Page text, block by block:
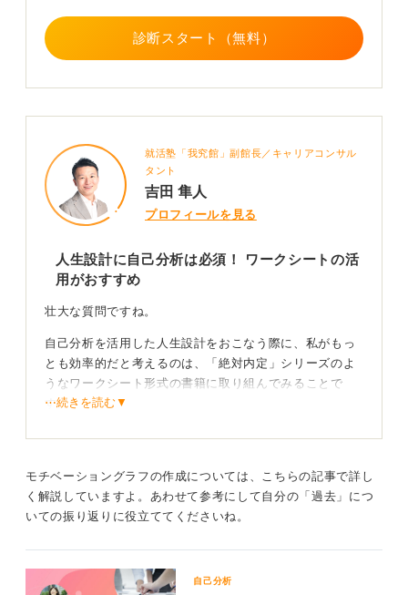
長は望めません。
これら過去・現在・未来の整理ができたら、理想の「未
考え、具体的な行動に移していくのです。
このプロセスによって、着実に前に進んでいる実感を得
ながら、効果的に人生を設計していくことができます
よ。
0
診断スタート（無料）
就活塾「我究館」副館長／キャリアコンサル
タント
吉田 隼人
プロフィールを見る
人生設計に自己分析は必須！ ワークシートの活
用がおすすめ
壮大な質問ですね。
自己分析を活用した人生設計をおこなう際に、私がもっ
とも効率的だと考えるのは、「絶対内定」シリーズのよ
うなワークシート形式の書籍に取り組んでみることで
す。
ランまで、網羅的に内省できるワークシートが用意され
ています。
る状態になるのです。ワークシートなので、自分の隙間
時間にコツコツ進めることも、短期的に集中して取り組
むこともできます。
⋯続きを読む▼
モチベーショングラフの作成については、こちらの記事で詳し
く解説していますよ。あわせて参考にして自分の「過去」につ
いての振り返りに役立ててくださいね。
自己分析